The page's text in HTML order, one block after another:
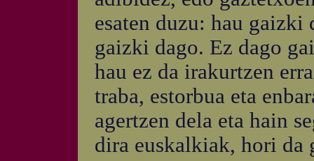
esaten duzu: hau gaizki
gaizki dago. Ez dago
hau ez da irakurtzen
traba, estorbua eta
agertzen dela eta hain
dira euskalkiak, hori